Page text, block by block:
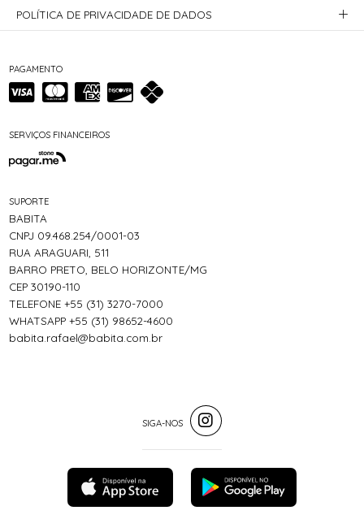
PAGAMENTO
SERVIÇOS FINANCEIROS
SUPORTE
BABITA
CNPJ 09.468.254/0001-03
RUA ARAGUARI, 511
BARRO PRETO, BELO HORIZONTE/MG
CEP 30190-110
TELEFONE +55 (31) 3270-7000
WHATSAPP +55 (31) 98652-4600
babita.rafael@babita.com.br
POLÍTICA DE PRIVACIDADE DE DADOS